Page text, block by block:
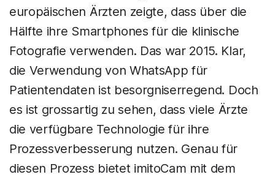
europäischen Ärzten zeigte, dass über die
Hälfte ihre Smartphones für die klinische
Fotografie verwenden. Das war 2015. Klar,
die Verwendung von WhatsApp für
Patientendaten ist besorgniserregend. Doch
es ist grossartig zu sehen, dass viele Ärzte
die verfügbare Technologie für ihre
Prozessverbesserung nutzen. Genau für
diesen Prozess bietet imitoCam mit dem